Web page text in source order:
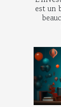
est un